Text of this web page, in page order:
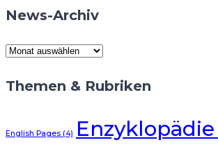
News-Archiv
News-
Themen & Rubriken
English Pages (4) Enzyklopädie